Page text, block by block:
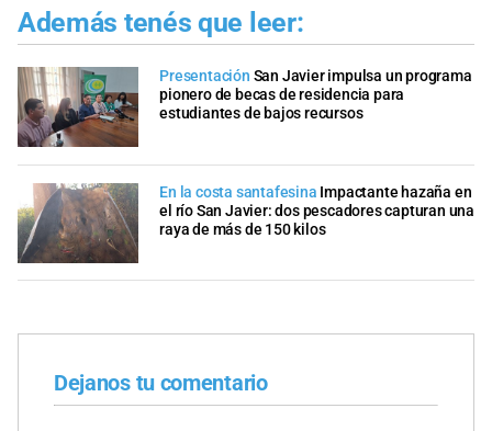
Además tenés que leer:
Presentación San Javier impulsa un programa
pionero de becas de residencia para
estudiantes de bajos recursos
En la costa santafesina Impactante hazaña en
el río San Javier: dos pescadores capturan una
raya de más de 150 kilos
Dejanos tu comentario